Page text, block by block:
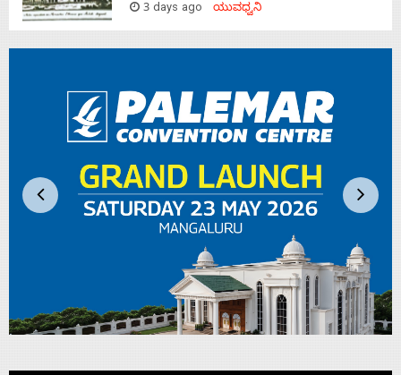
3 days ago ಯುವಧ್ವನಿ